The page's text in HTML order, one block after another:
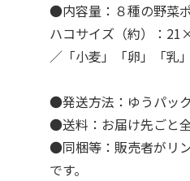
●内容量：８種の野菜
ハコサイズ（約）：
／「小麦」「卵」「乳」
●発送方法：ゆうパック
●送料：お届け先ごと
●同梱等：販売者がリ
です。